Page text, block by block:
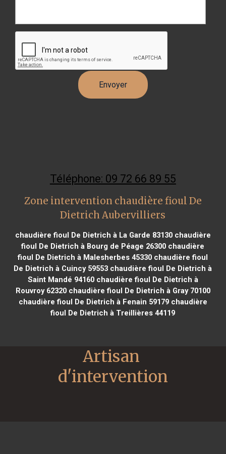
Téléphone: 09 72 66 89 55
Zone intervention chaudière fioul De
Dietrich Aubervilliers
chaudière fioul De Dietrich à La Garde 83130chaudière
fioul De Dietrich à Bourg de Péage 26300 chaudière
fioul De Dietrich à Malesherbes 45330 chaudière fioul
De Dietrich à Cuincy 59553 chaudière fioul De Dietrich à
Saint Mandé 94160chaudière fioul De Dietrich à
Rouvroy 62320chaudière fioul De Dietrich à Gray 70100
chaudière fioul De Dietrich à Fenain 59179chaudière
fioul De Dietrich à Treillières 44119
Artisan
d'intervention